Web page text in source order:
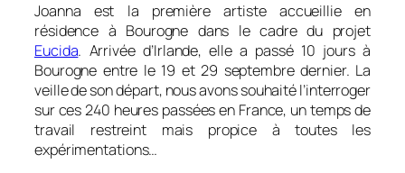
Joanna est la première artiste accueillie en
résidence à Bourogne dans le cadre du projet
Eucida. Arrivée d’Irlande, elle a passé 10 jours à
Bourogne entre le 19 et 29 septembre dernier. La
veille de son départ, nous avons souhaité l’interroger
sur ces 240 heures passées en France, un temps de
travail restreint mais propice à toutes les
expérimentations…